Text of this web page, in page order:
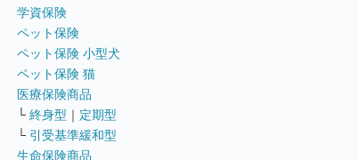
学資保険
ペット保険
ペット保険 小型犬
ペット保険 猫
医療保険商品
└ 終身型 ｜ 定期型
└ 引受基準緩和型
生命保険商品